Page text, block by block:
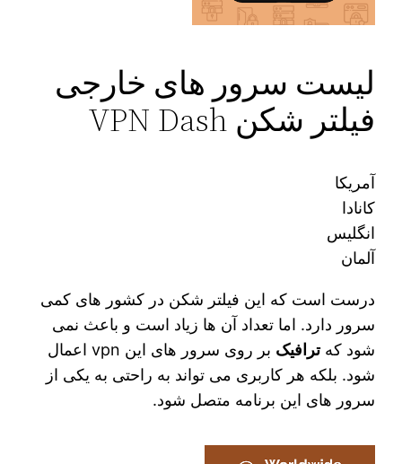
لیست سرور های خارجی
فیلتر شکن VPN Dash
آمریکا
کانادا
انگلیس
آلمان
درست است که این فیلتر شکن در کشور های کمی
سرور دارد. اما تعداد آن ها زیاد است و باعث نمی‌
شود کهترافیک
بر روی سرور های این vpn اعمال
شود. بلکه هر کاربری می‌‌ تواند به راحتی به یکی از
سرور های این برنامه متصل شود.